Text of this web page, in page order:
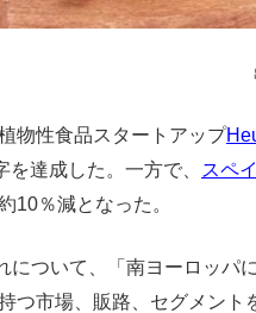
物性食品スタートアップ
を達成した。一方で、
スペ
10％減となった。
について、「南ヨーロッパ
つ市場、販路、セグメント